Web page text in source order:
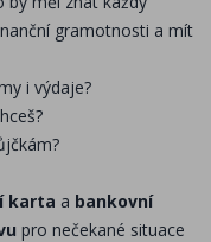
gramotnosti a mít
i výdaje?
karta a bankovní
pro nečekané situace